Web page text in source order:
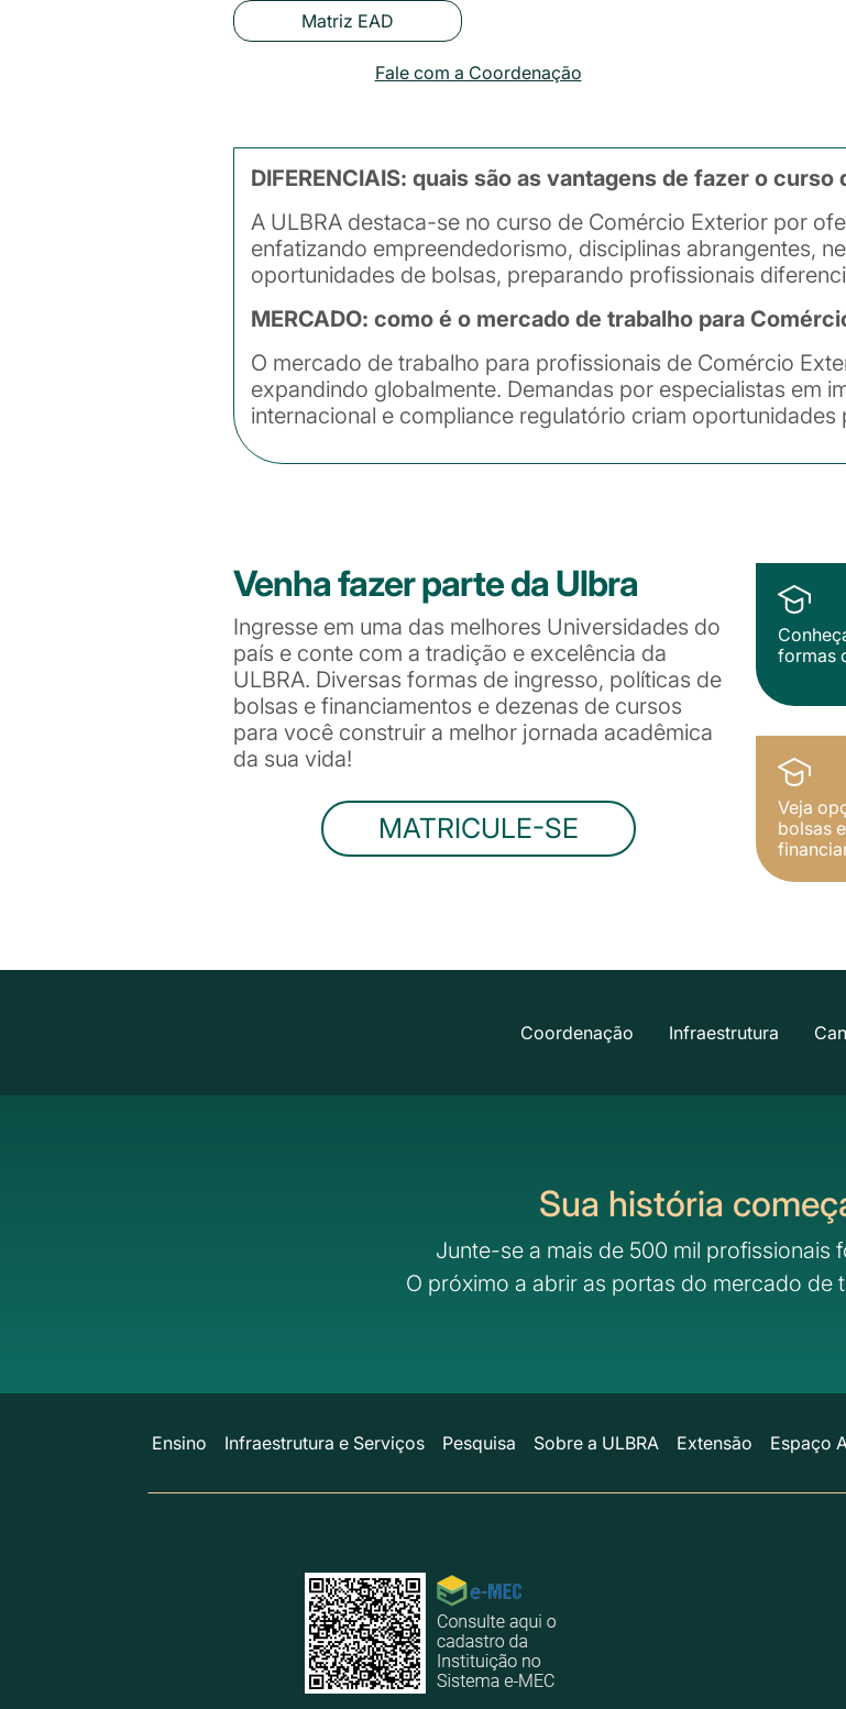
Matriz EAD
Fale com a Coordenação
DIFERENCIAIS: quais são as vantagens de fazer o
A ULBRA destaca-se no curso de Comércio Exterior por
enfatizando empreendedorismo, disciplinas abrangentes,
oportunidades de bolsas, preparando profissionais
MERCADO: como é o mercado de trabalho para
O mercado de trabalho para profissionais de Comércio
expandindo globalmente. Demandas por especialistas em
internacional e compliance regulatório criam
Venha fazer parte da Ulbra
Ingresse em uma das melhores Universidades do
país e conte com a tradição e excelência da
ULBRA. Diversas formas de ingresso, políticas de
bolsas e financiamentos e dezenas de cursos
para você construir a melhor jornada acadêmica
da sua vida!
MATRICULE-SE
formas
Veja
bolsas e
Coordenação Infraestrutura
Sua história
Junte-se a mais de 500 mil profissionais
O próximo a abrir as portas do mercado de
Ensino Infraestrutura e Serviços Pesquisa Sobre a ULBRA Extensão Espaço